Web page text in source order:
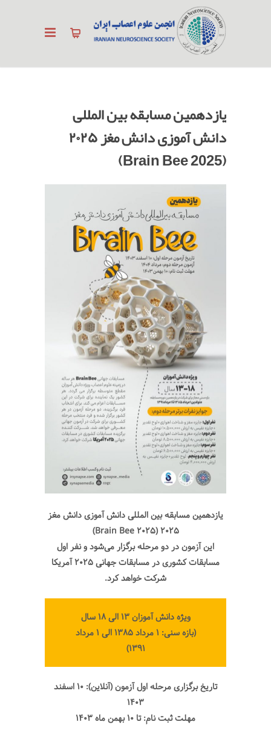
یازدهمین مسابقه بين المللی
دانش آموزی دانش مغز ۲۰۲۵
(Brain Bee 2025)
یازدهمین مسابقه بين المللی دانش آموزی دانش مغز
۲۰۲۵ (Brain Bee 2025)
این آزمون در دو مرحله برگزار می‌شود و نفر اول
مسابقات کشوری در مسابقات جهانی ۲۰۲۵ آمریکا
شرکت خواهد کرد.
ویژه دانش آموزان ۱۳ الی ۱۸ سال
(بازه سنی: ۱ مرداد ۱۳۸۵ الی ۱ مرداد
۱۳۹۱)
تاریخ برگزاری مرحله اول آزمون (آنلاین): ۱۰ اسفند
۱۴۰۳
مهلت ثبت نام: تا ۱۰ بهمن ماه ۱۴۰۳